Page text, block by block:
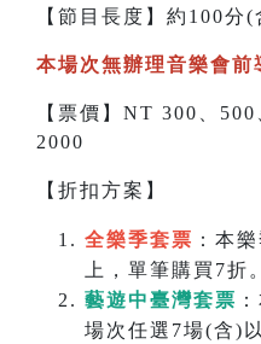
【節目長度】約100分
本場次無辦理音樂會前
【票價】NT 300、
2000
【折扣方案】
全樂季套票 ：本
上，單筆購買7折。
藝遊中臺灣套票
場次任選7場(含)